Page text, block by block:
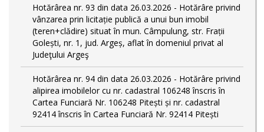
Hotărârea nr. 93 din data 26.03.2026 - Hotărâre privind
vânzarea prin licitație publică a unui bun imobil
(teren+clădire) situat în mun. Câmpulung, str. Frații
Golești, nr. 1, jud. Argeș, aflat în domeniul privat al
Judeţului Argeş
Hotărârea nr. 94 din data 26.03.2026 - Hotărâre privind
alipirea imobilelor cu nr. cadastral 106248 înscris în
Cartea Funciară Nr. 106248 Pitești și nr. cadastral
92414 înscris în Cartea Funciară Nr. 92414 Pitești